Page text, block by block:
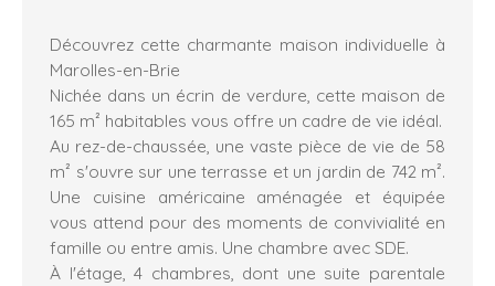
Découvrez cette charmante maison individuelle à
Marolles-en-Brie
Nichée dans un écrin de verdure, cette maison de
165 m² habitables vous offre un cadre de vie idéal.
Au rez-de-chaussée, une vaste pièce de vie de 58
m² s'ouvre sur une terrasse et un jardin de 742 m².
Une cuisine américaine aménagée et équipée
vous attend pour des moments de convivialité en
famille ou entre amis. Une chambre avec SDE.
À l'étage, 4 chambres, dont une suite parentale